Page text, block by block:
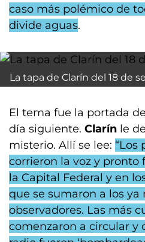
caso más polémico de
divide aguas.
La tapa de Clarín del 18 de
El tema fue la portada
día siguiente. Clarín le
misterio. Allí se lee: “Los
corrieron la voz y pronto
la Capital Federal y en
que se sumaron a los
observadores. Las más
comenzaron a circular y